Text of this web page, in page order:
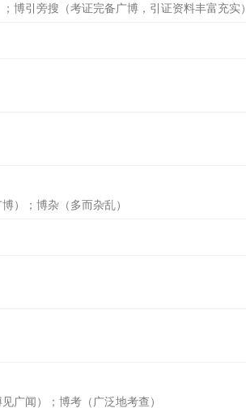
博引旁搜（考证完备广博，引证资料丰富充实）
）；博杂（多而杂乱）
广闻）；博考（广泛地考查）